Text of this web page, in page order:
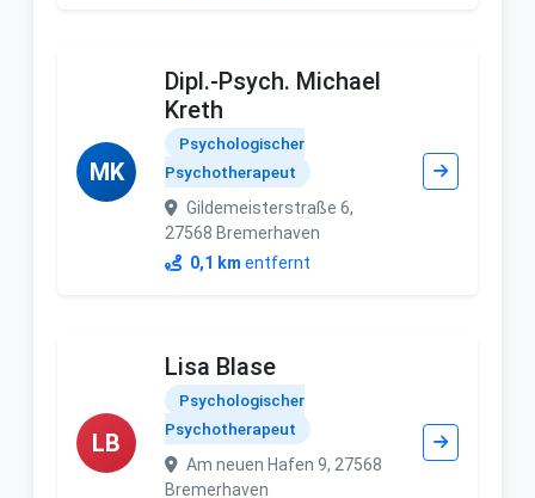
MK
Dipl.-Psych. Michael
Kreth
Psychologischer
Psychotherapeut
Gildemeisterstraße 6,
27568 Bremerhaven
0,1 km entfernt
LB
Lisa Blase
Psychologischer
Psychotherapeut
Am neuen Hafen 9, 27568
Bremerhaven